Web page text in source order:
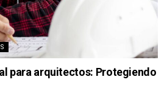
para arquitectos: Protegiendo